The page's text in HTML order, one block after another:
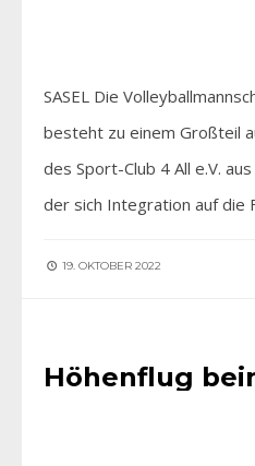
SASEL Die
besteht zu einem Großteil
des Sport-Club 4 All e.V.
der sich Integration auf die
19. OKTOBER 2022
Höhenflug